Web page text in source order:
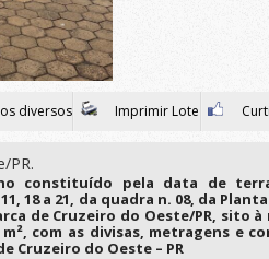
diversos Imprimir Lote
PR.
constituído pela data de
18 a 21, da quadra n. 08, da
de Cruzeiro do Oeste/PR, sito à
m², com as divisas, metragens e
Cruzeiro do Oeste – PR